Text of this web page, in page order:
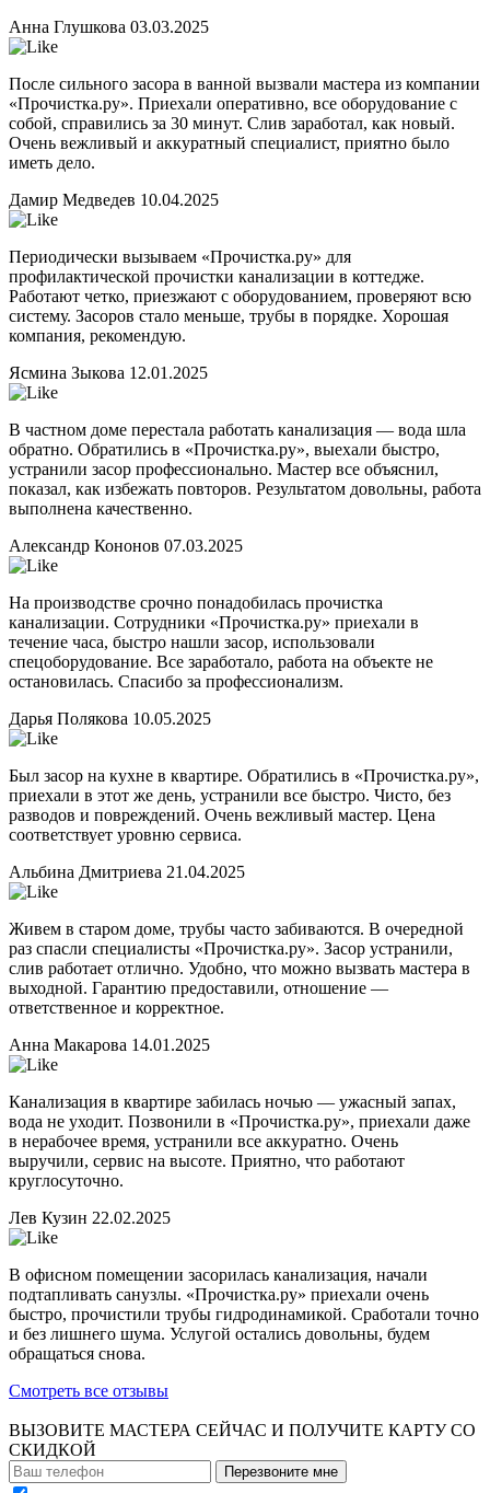
Анна Глушкова 03.03.2025
После сильного засора в ванной вызвали мастера из компании
«Прочистка.ру». Приехали оперативно, все оборудование с
собой, справились за 30 минут. Слив заработал, как новый.
Очень вежливый и аккуратный специалист, приятно было
иметь дело.
Дамир Медведев 10.04.2025
Периодически вызываем «Прочистка.ру» для
профилактической прочистки канализации в коттедже.
Работают четко, приезжают с оборудованием, проверяют всю
систему. Засоров стало меньше, трубы в порядке. Хорошая
компания, рекомендую.
Ясмина Зыкова 12.01.2025
В частном доме перестала работать канализация — вода шла
обратно. Обратились в «Прочистка.ру», выехали быстро,
устранили засор профессионально. Мастер все объяснил,
показал, как избежать повторов. Результатом довольны, работа
выполнена качественно.
Александр Кононов 07.03.2025
На производстве срочно понадобилась прочистка
канализации. Сотрудники «Прочистка.ру» приехали в
течение часа, быстро нашли засор, использовали
спецоборудование. Все заработало, работа на объекте не
остановилась. Спасибо за профессионализм.
Дарья Полякова 10.05.2025
Был засор на кухне в квартире. Обратились в «Прочистка.ру»,
приехали в этот же день, устранили все быстро. Чисто, без
разводов и повреждений. Очень вежливый мастер. Цена
соответствует уровню сервиса.
Альбина Дмитриева 21.04.2025
Живем в старом доме, трубы часто забиваются. В очередной
раз спасли специалисты «Прочистка.ру». Засор устранили,
слив работает отлично. Удобно, что можно вызвать мастера в
выходной. Гарантию предоставили, отношение —
ответственное и корректное.
Анна Макарова 14.01.2025
Канализация в квартире забилась ночью — ужасный запах,
вода не уходит. Позвонили в «Прочистка.ру», приехали даже
в нерабочее время, устранили все аккуратно. Очень
выручили, сервис на высоте. Приятно, что работают
круглосуточно.
Лев Кузин 22.02.2025
В офисном помещении засорилась канализация, начали
подтапливать санузлы. «Прочистка.ру» приехали очень
быстро, прочистили трубы гидродинамикой. Сработали точно
и без лишнего шума. Услугой остались довольны, будем
обращаться снова.
Смотреть все отзывы
ВЫЗОВИТЕ МАСТЕРА СЕЙЧАС И ПОЛУЧИТЕ КАРТУ СО
СКИДКОЙ
Перезвоните мне